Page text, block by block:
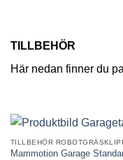
TILLBEHÖR
Här nedan finner du
TILLBEHÖR
Mammotion Garage